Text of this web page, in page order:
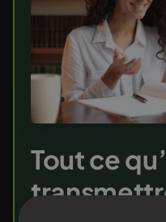
Tout ce